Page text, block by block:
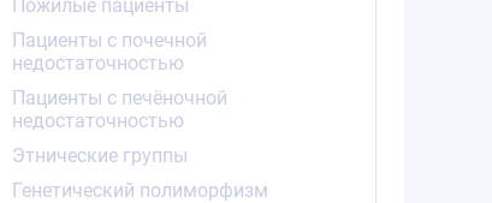
Пожилые пациенты
Пациенты с почечной
недостаточностью
Пациенты с печёночной
недостаточностью
Этнические группы
Генетический полиморфизм